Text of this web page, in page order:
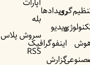
رویداد‌ها
ویدیو
اینفوگرافیک
گزارش
بله
سروش پلاس
RSS